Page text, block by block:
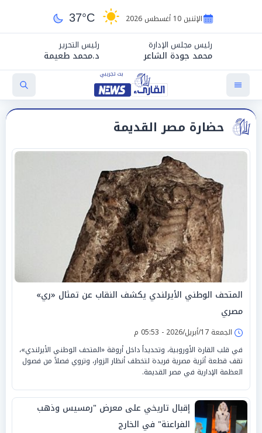
الإثنين 10 أغسطس 2026 37°C
رئيس مجلس الإدارة
محمد جودة الشاعر
رئيس التحرير
د.محمد طعيمة
حضارة مصر القديمة
المتحف الوطني الأيرلندي يكشف النقاب عن تمثال «ري»
مصري
الجمعة 17/أبريل/2026 - 05:53 م
في قلب القارة الأوروبية، وتحديداً داخل أروقة «المتحف الوطني الأيرلندي»،
تقف قطعة أثرية مصرية فريدة لتخطف أنظار الزوار، وتروي فصلاً من فصول
العظمة الإدارية في مصر القديمة.
إقبال تاريخي على معرض "رمسيس وذهب
الفراعنة" في الخارج